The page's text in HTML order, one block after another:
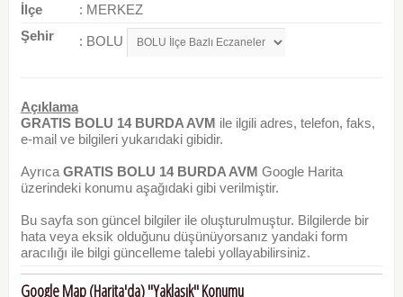
İlçe
: MERKEZ
Şehir
: BOLU
Açıklama
GRATIS BOLU 14 BURDA AVM ile ilgili adres, telefon, faks,
e-mail ve bilgileri yukarıdaki gibidir.
AyrıcaGRATIS BOLU 14 BURDA AVM Google Harita
üzerindeki konumu aşağıdaki gibi verilmiştir.
Bu sayfa son güncel bilgiler ile oluşturulmuştur. Bilgilerde bir
hata veya eksik olduğunu düşünüyorsanız yandaki form
aracılığı ile bilgi güncelleme talebi yollayabilirsiniz.
Google Map (Harita'da) "Yaklaşık" Konumu